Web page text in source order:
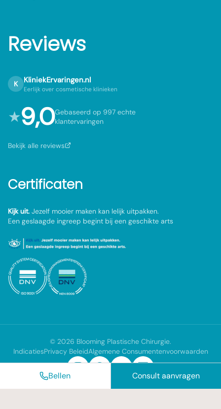
Reviews
K KliniekErvaringen.nl
Eerlijk over cosmetische klinieken
★9,0Gebaseerd op 997 echte
klantervaringen
Bekijk alle reviews
Certificaten
Kijk uit. Jezelf mooier maken kan lelijk uitpakken.
Een geslaagde ingreep begint bij een geschikte arts
© 2026 Blooming Plastische Chirurgie.
IndicatiesPrivacy BeleidAlgemene Consumentenvoorwaarden
Bellen Consult aanvragen